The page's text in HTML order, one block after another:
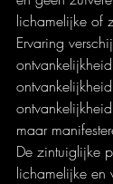
lichamelijke of
Ervaring
maar
De zintuiglijke
lichamelijke en